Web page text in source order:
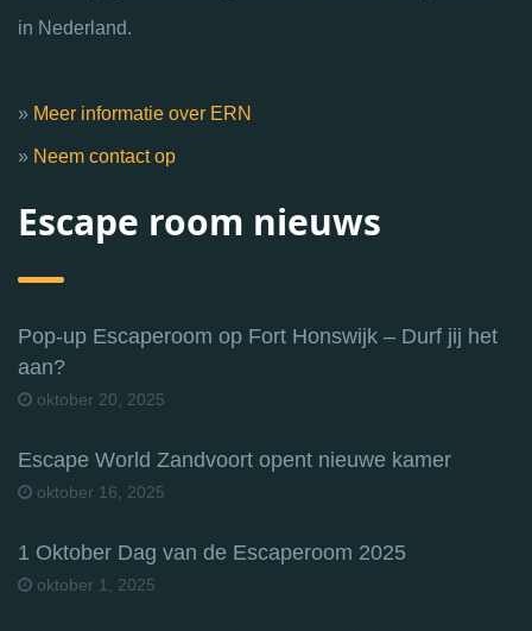
in Nederland.
» Meer informatie over ERN
» Neem contact op
Escape room nieuws
Pop-up Escaperoom op Fort Honswijk – Durf jij het
aan?
oktober 20, 2025
Escape World Zandvoort opent nieuwe kamer
oktober 16, 2025
1 Oktober Dag van de Escaperoom 2025
oktober 1, 2025